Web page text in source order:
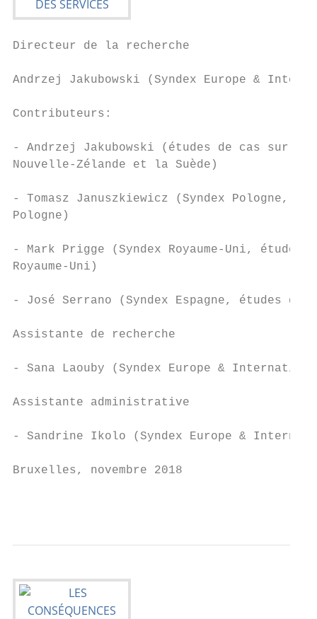
Directeur de la recherche
Andrzej Jakubowski (Syndex Europe &
Contributeurs:
- Andrzej Jakubowski (études de cas sur
Nouvelle-Zélande et la Suède)
- Tomasz Januszkiewicz (Syndex Pologne,
Pologne)
- Mark Prigge (Syndex Royaume-Uni,
Royaume-Uni)
- José Serrano (Syndex Espagne, études
Assistante de recherche
- Sana Laouby (Syndex Europe &
Assistante administrative
- Sandrine Ikolo (Syndex Europe &
Bruxelles, novembre 2018